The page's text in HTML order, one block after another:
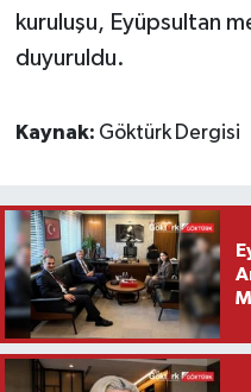
kuruluşu, Eyüpsultan
duyuruldu.
Kaynak: Göktürk Dergisi